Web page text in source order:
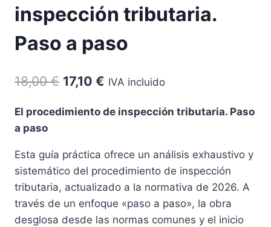
inspección tributaria.
Paso a paso
18,00€ El
18,00 €.
17,10 € El
actual
17,10 €.
IVA incluido
El procedimiento de inspección tributaria. Paso
a paso
Esta guía práctica ofrece un análisis exhaustivo y
sistemático del procedimiento de inspección
tributaria, actualizado a la normativa de 2026. A
través de un enfoque «paso a paso», la obra
desglosa desde las normas comunes y el inicio